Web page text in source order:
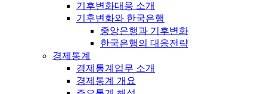
기후변화대응 소개
기후변화와 한국은행
중앙은행과 기후변화
한국은행의 대응전략
경제통계
경제통계업무 소개
경제통계 개요